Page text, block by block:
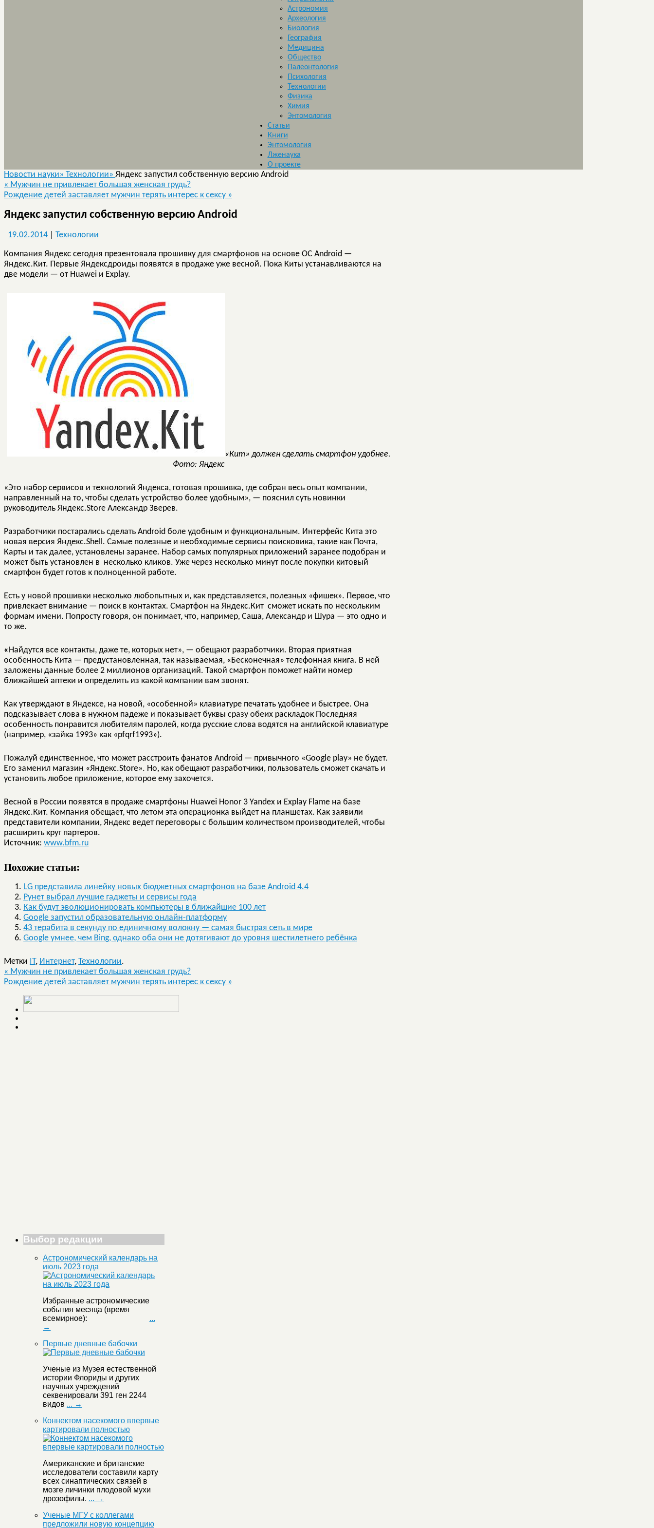
Астрономия
Археология
Биология
География
Медицина
Общество
Палеонтология
Психология
Технологии
Физика
Химия
Энтомология
Статьи
Книги
Энтомология
Лженаука
О проекте
Новости науки» Технологии» Яндекс запустил собственную версию Android
« Мужчин не привлекает большая женская грудь?
Рождение детей заставляет мужчин терять интерес к сексу »
Яндекс запустил собственную версию Android
19.02.2014 Технологии
Компания Яндекс сегодня презентовала прошивку для смартфонов на основе ОС Android —
Яндекс.Кит. Первые Яндексдроиды появятся в продаже уже весной. Пока Киты устанавливаются на
две модели — от Huawei и Explay.
«Кит» должен сделать смартфон удобнее.
Фото: Яндекс
«Это набор сервисов и технологий Яндекса, готовая прошивка, где собран весь опыт компании,
направленный на то, чтобы сделать устройство более удобным», — пояснил суть новинки
руководитель Яндекс.Store Александр Зверев.
Разработчики постарались сделать Android боле удобным и функциональным. Интерфейс Кита это
новая версия Яндекс.Shell. Самые полезные и необходимые сервисы поисковика, такие как Почта,
Карты и так далее, установлены заранее. Набор самых популярных приложений заранее подобран и
может быть установлен в несколько кликов. Уже через несколько минут после покупки китовый
смартфон будет готов к полноценной работе.
Есть у новой прошивки несколько любопытных и, как представляется, полезных «фишек». Первое, что
привлекает внимание — поиск в контактах. Смартфон на Яндекс.Кит сможет искать по нескольким
формам имени. Попросту говоря, он понимает, что, например, Саша, Александр и Шура — это одно и
то же.
«Найдутся все контакты, даже те, которых нет», — обещают разработчики. Вторая приятная
особенность Кита — предустановленная, так называемая, «Бесконечная» телефонная книга. В ней
заложены данные более 2 миллионов организаций. Такой смартфон поможет найти номер
ближайшей аптеки и определить из какой компании вам звонят.
Как утверждают в Яндексе, на новой, «особенной» клавиатуре печатать удобнее и быстрее. Она
подсказывает слова в нужном падеже и показывает буквы сразу обеих раскладок Последняя
особенность понравится любителям паролей, когда русские слова водятся на английской клавиатуре
(например, «зайка 1993» как «pfqrf1993»).
Пожалуй единственное, что может расстроить фанатов Android — привычного «Google play» не будет.
Его заменил магазин «Яндекс.Store». Но, как обещают разработчики, пользователь сможет скачать и
установить любое приложение, которое ему захочется.
Весной в России появятся в продаже смартфоны Huawei Honor 3 Yandex и Explay Flame на базе
Яндекс.Кит. Компания обещает, что летом эта операционка выйдет на планшетах. Как заявили
представители компании, Яндекс ведет переговоры с большим количеством производителей, чтобы
расширить круг партеров.
Источник: www.bfm.ru
Похожие статьи:
LG представила линейку новых бюджетных смартфонов на базе Android 4.4
Рунет выбрал лучшие гаджеты и сервисы года
Как будут эволюционировать компьютеры в ближайшие 100 лет
Google запустил образовательную онлайн-платформу
43 терабита в секунду по единичному волокну — cамая быстрая сеть в мире
Google умнее, чем Bing, однако оба они не дотягивают до уровня шестилетнего ребёнка
Метки IT, Интернет, Технологии.
« Мужчин не привлекает большая женская грудь?
Рождение детей заставляет мужчин терять интерес к сексу »
Выбор редакции
Астрономический календарь на
июль 2023 года
Избранные астрономические
события месяца (время
всемирное): ...
→
Первые дневные бабочки
Ученые из Музея естественной
истории Флориды и других
научных учреждений
секвенировали 391 ген 2244
видов ... →
Коннектом насекомого впервые
картировали полностью
Американские и британские
исследователи составили карту
всех синаптических связей в
мозге личинки плодовой мухи
дрозофилы. ... →
Ученые МГУ с коллегами
предложили новую концепцию